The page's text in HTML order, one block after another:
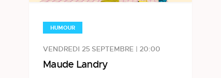
HUMOUR
VENDREDI 25 SEPTEMBRE | 20:00
Maude Landry